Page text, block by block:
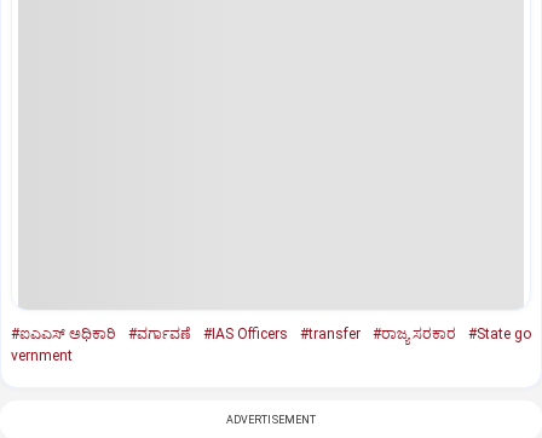
#ಐಎಎಸ್‌ ಅಧಿಕಾರಿ #ವರ್ಗಾವಣೆ #IAS Officers #transfer #ರಾಜ್ಯ ಸರಕಾರ
#State go
vernment
ADVERTISEMENT